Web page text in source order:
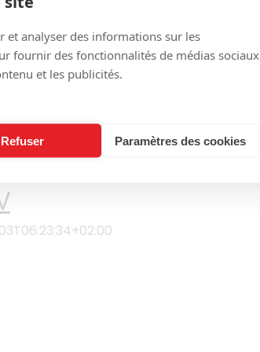
et analyser des informations sur les
fournir des fonctionnalités de médias sociaux
et les publicités.
Refuser Paramètres des cookies